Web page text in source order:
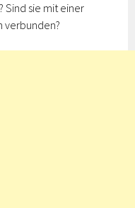
Sind sie mit einer
verbunden?